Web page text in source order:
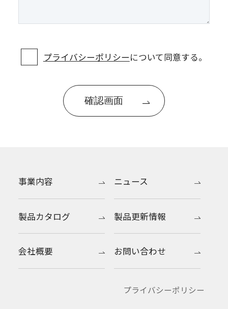
プライバシーポリシーについて同意する。
事業内容
製品カタログ
会社概要
ニュース
製品更新情報
お問い合わせ
プライバシーポリシー